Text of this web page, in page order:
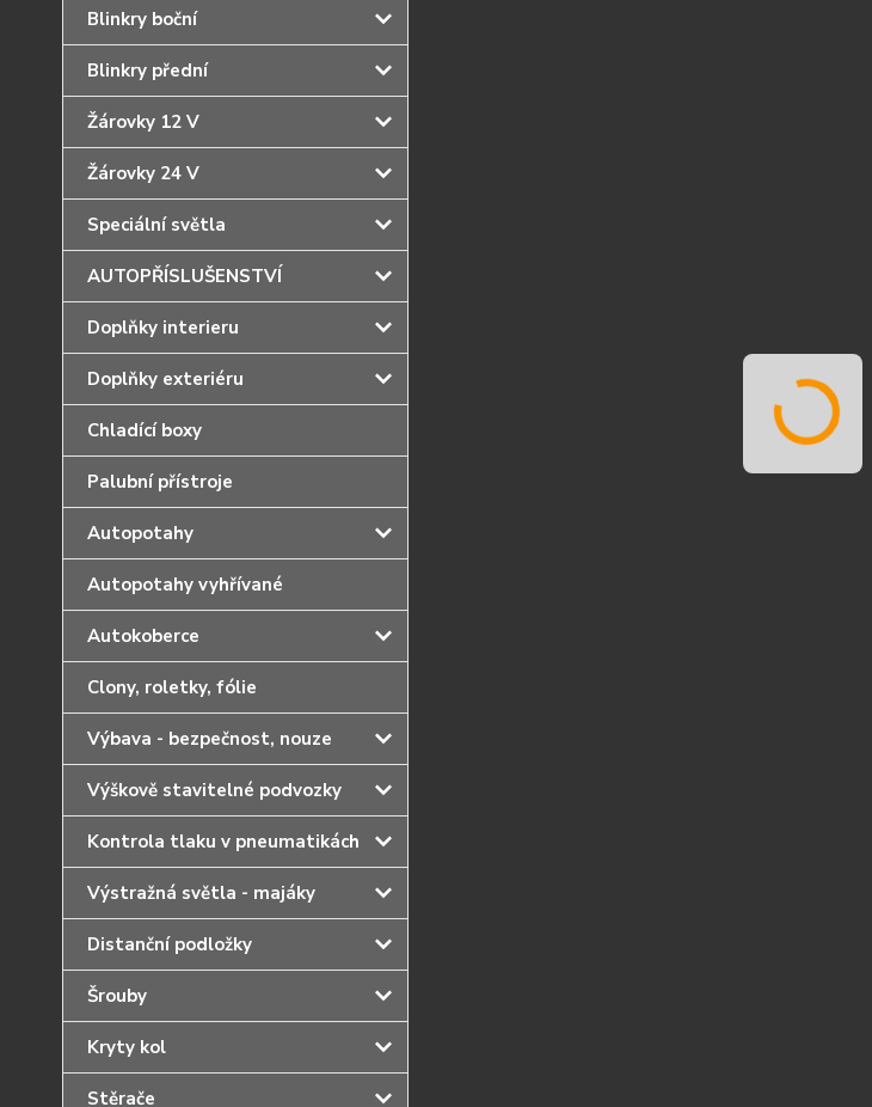
Blinkry boční
Blinkry přední
Žárovky 12 V
Žárovky 24 V
Speciální světla
AUTOPŘÍSLUŠENSTVÍ
Doplňky interieru
Doplňky exteriéru
Chladící boxy
Palubní přístroje
Autopotahy
Autopotahy vyhřívané
Autokoberce
Clony, roletky, fólie
Výbava - bezpečnost, nouze
Výškově stavitelné podvozky
Kontrola tlaku v pneumatikách
Výstražná světla - majáky
Distanční podložky
Šrouby
Kryty kol
Stěrače